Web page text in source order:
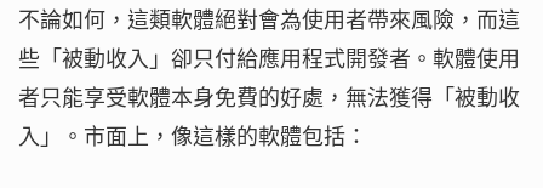
不論如何，這類軟體絕對會為使用者帶來風險，而這
些「被動收入」卻只付給應用程式開發者。軟體使用
者只能享受軟體本身免費的好處，無法獲得「被動收
入」。市面上，像這樣的軟體包括：